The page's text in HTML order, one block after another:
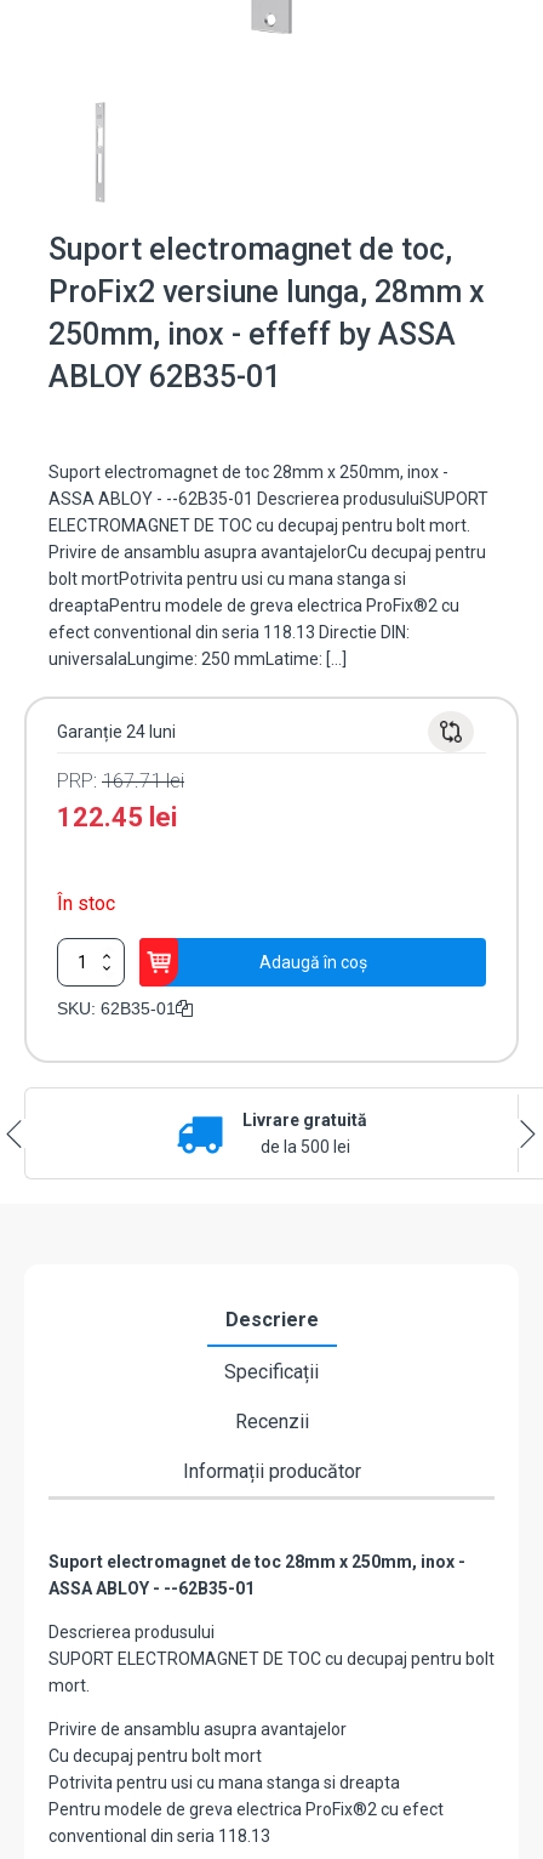
Suport electromagnet de toc,
ProFix2 versiune lunga, 28mm x
250mm, inox - effeff by ASSA
ABLOY 62B35-01
Suport electromagnet de toc 28mm x 250mm, inox -
ASSA ABLOY - --62B35-01 Descrierea produsuluiSUPORT
ELECTROMAGNET DE TOC cu decupaj pentru bolt mort.
Privire de ansamblu asupra avantajelorCu decupaj pentru
bolt mortPotrivita pentru usi cu mana stanga si
dreaptaPentru modele de greva electrica ProFix®2 cu
efect conventional din seria 118.13 Directie DIN:
universalaLungime: 250 mmLatime: […]
Garanție 24 luni
PRP: 167.71lei
122.45 lei
În stoc
Cantitate
Suport
electromagnet
Adaugă în coș
SKU: 62B35-01
Livrare gratuită
de la 500 lei
Descriere
Specificații
Recenzii
Informații producător
Suport electromagnet de toc 28mm x 250mm, inox -
ASSA ABLOY - --62B35-01
Descrierea produsului
SUPORT ELECTROMAGNET DE TOC cu decupaj pentru bolt
mort.
Privire de ansamblu asupra avantajelor
Cu decupaj pentru bolt mort
Potrivita pentru usi cu mana stanga si dreapta
Pentru modele de greva electrica ProFix®2 cu efect
conventional din seria 118.13